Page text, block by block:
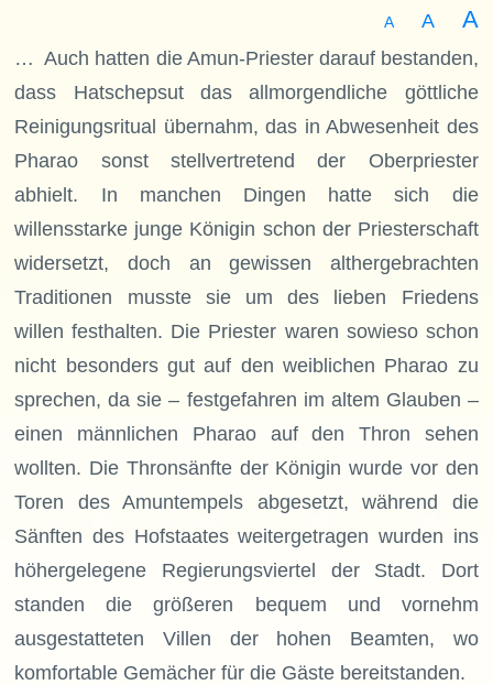
A A A
… Auch hatten die Amun-Priester darauf bestanden,
dass Hatschepsut das allmorgendliche göttliche
Reinigungsritual übernahm, das in Abwesenheit des
Pharao sonst stellvertretend der Oberpriester
abhielt. In manchen Dingen hatte sich die
willensstarke junge Königin schon der Priesterschaft
widersetzt, doch an gewissen althergebrachten
Traditionen musste sie um des lieben Friedens
willen festhalten. Die Priester waren sowieso schon
nicht besonders gut auf den weiblichen Pharao zu
sprechen, da sie – festgefahren im altem Glauben –
einen männlichen Pharao auf den Thron sehen
wollten. Die Thronsänfte der Königin wurde vor den
Toren des Amuntempels abgesetzt, während die
Sänften des Hofstaates weitergetragen wurden ins
höhergelegene Regierungsviertel der Stadt. Dort
standen die größeren bequem und vornehm
ausgestatteten Villen der hohen Beamten, wo
komfortable Gemächer für die Gäste bereitstanden.